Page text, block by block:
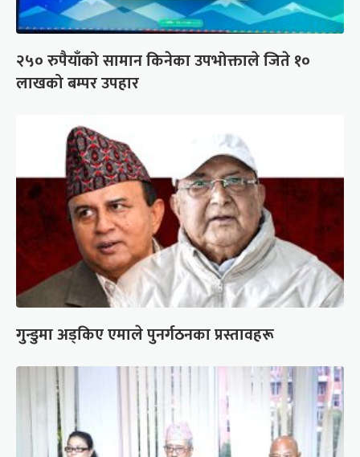
२५० रुपैयाँको सामान किनेका उपभोक्ताले जिते १०
लाखको बम्पर उपहार
गुन्डुमा अड्किए एमाले पुनर्गठनका प्रस्तावहरू